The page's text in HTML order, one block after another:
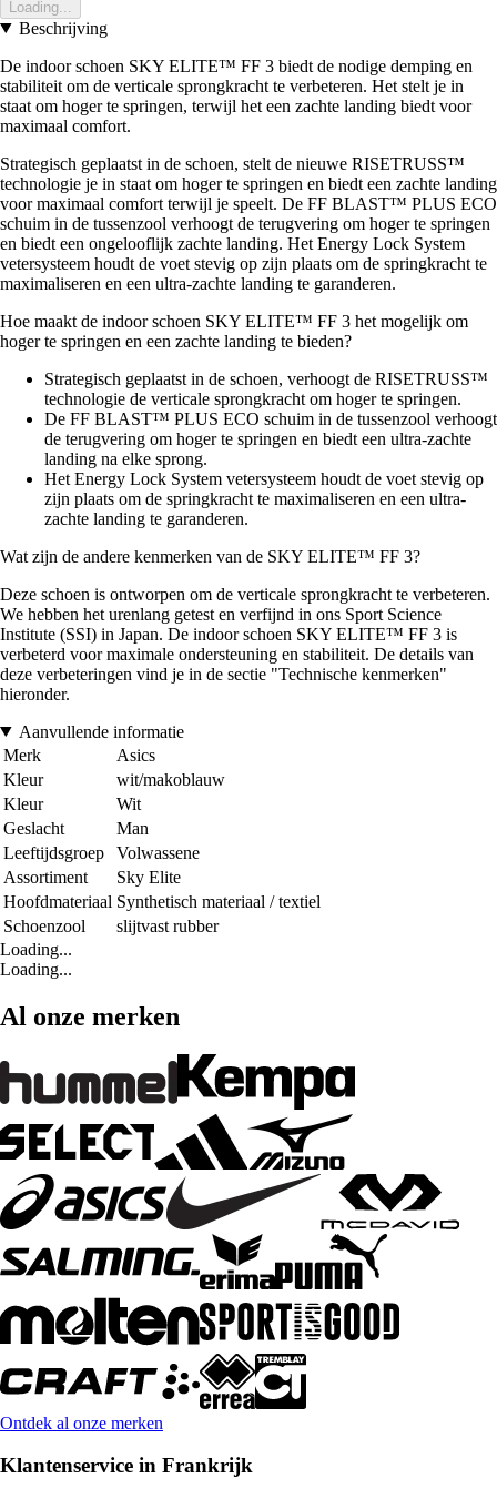
Loading...
Beschrijving
De indoor schoen SKY ELITE™ FF 3 biedt de nodige demping en
stabiliteit om de verticale sprongkracht te verbeteren. Het stelt je in
staat om hoger te springen, terwijl het een zachte landing biedt voor
maximaal comfort.
Strategisch geplaatst in de schoen, stelt de nieuwe RISETRUSS™
technologie je in staat om hoger te springen en biedt een zachte landing
voor maximaal comfort terwijl je speelt. De FF BLAST™ PLUS ECO
schuim in de tussenzool verhoogt de terugvering om hoger te springen
en biedt een ongelooflijk zachte landing. Het Energy Lock System
vetersysteem houdt de voet stevig op zijn plaats om de springkracht te
maximaliseren en een ultra-zachte landing te garanderen.
Hoe maakt de indoor schoen SKY ELITE™ FF 3 het mogelijk om
hoger te springen en een zachte landing te bieden?
Strategisch geplaatst in de schoen, verhoogt de RISETRUSS™
technologie de verticale sprongkracht om hoger te springen.
De FF BLAST™ PLUS ECO schuim in de tussenzool verhoogt
de terugvering om hoger te springen en biedt een ultra-zachte
landing na elke sprong.
Het Energy Lock System vetersysteem houdt de voet stevig op
zijn plaats om de springkracht te maximaliseren en een ultra-
zachte landing te garanderen.
Wat zijn de andere kenmerken van de SKY ELITE™ FF 3?
Deze schoen is ontworpen om de verticale sprongkracht te verbeteren.
We hebben het urenlang getest en verfijnd in ons Sport Science
Institute (SSI) in Japan. De indoor schoen SKY ELITE™ FF 3 is
verbeterd voor maximale ondersteuning en stabiliteit. De details van
deze verbeteringen vind je in de sectie "Technische kenmerken"
hieronder.
Aanvullende informatie
Merk
Asics
Kleur
wit/makoblauw
Kleur
Wit
Geslacht
Man
Leeftijdsgroep
Volwassene
Assortiment
Sky Elite
Hoofdmateriaal Synthetisch materiaal / textiel
Schoenzool
slijtvast rubber
Loading...
Loading...
Al onze merken
Ontdek al onze merken
Klantenservice in Frankrijk